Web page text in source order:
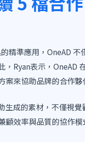
精準應用，OneAD
Ryan表示，OneAD
案來協助品牌的合作夥
生成的素材，不僅視
效率與品質的協作